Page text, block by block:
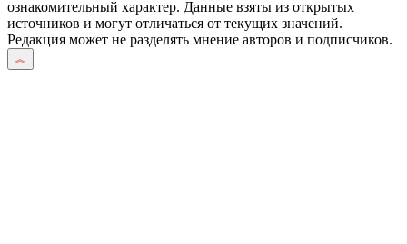
ознакомительный характер. Данные взяты из открытых
источников и могут отличаться от текущих значений.
Редакция может не разделять мнение авторов и подписчиков.